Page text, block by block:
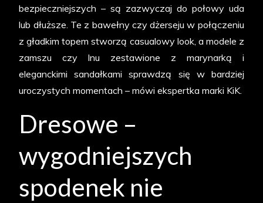
bezpieczniejszych – są zazwyczaj do połowy uda
lub dłuższe. Te z bawełny czy dżerseju w połączeniu
z gładkim topem stworzą casualowy look, a modele z
zamszu czy lnu zestawione z marynarką i
eleganckimi sandałkami sprawdzą się w bardziej
uroczystych momentach – mówi ekspertka marki KiK.
Dresowe –
wygodniejszych
spodenek nie